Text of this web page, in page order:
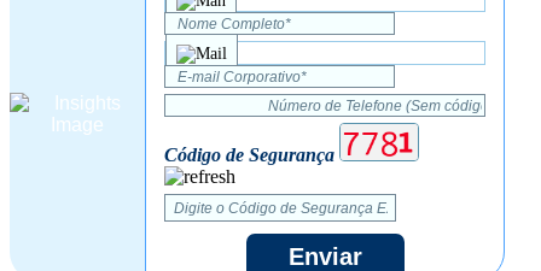
Código de Segurança
Enviar